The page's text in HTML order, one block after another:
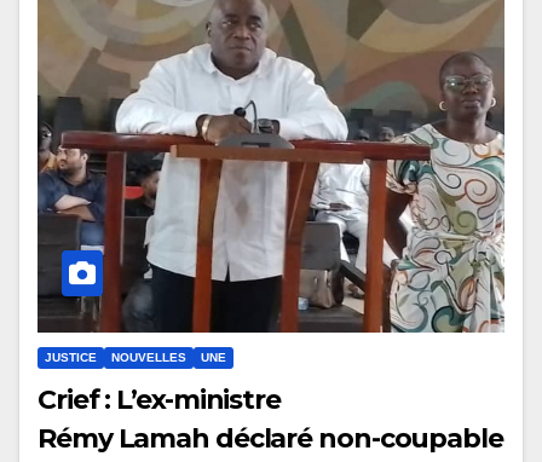
JUSTICE NOUVELLES UNE
Crief : L’ex-ministre
Rémy Lamah déclaré non-coupable